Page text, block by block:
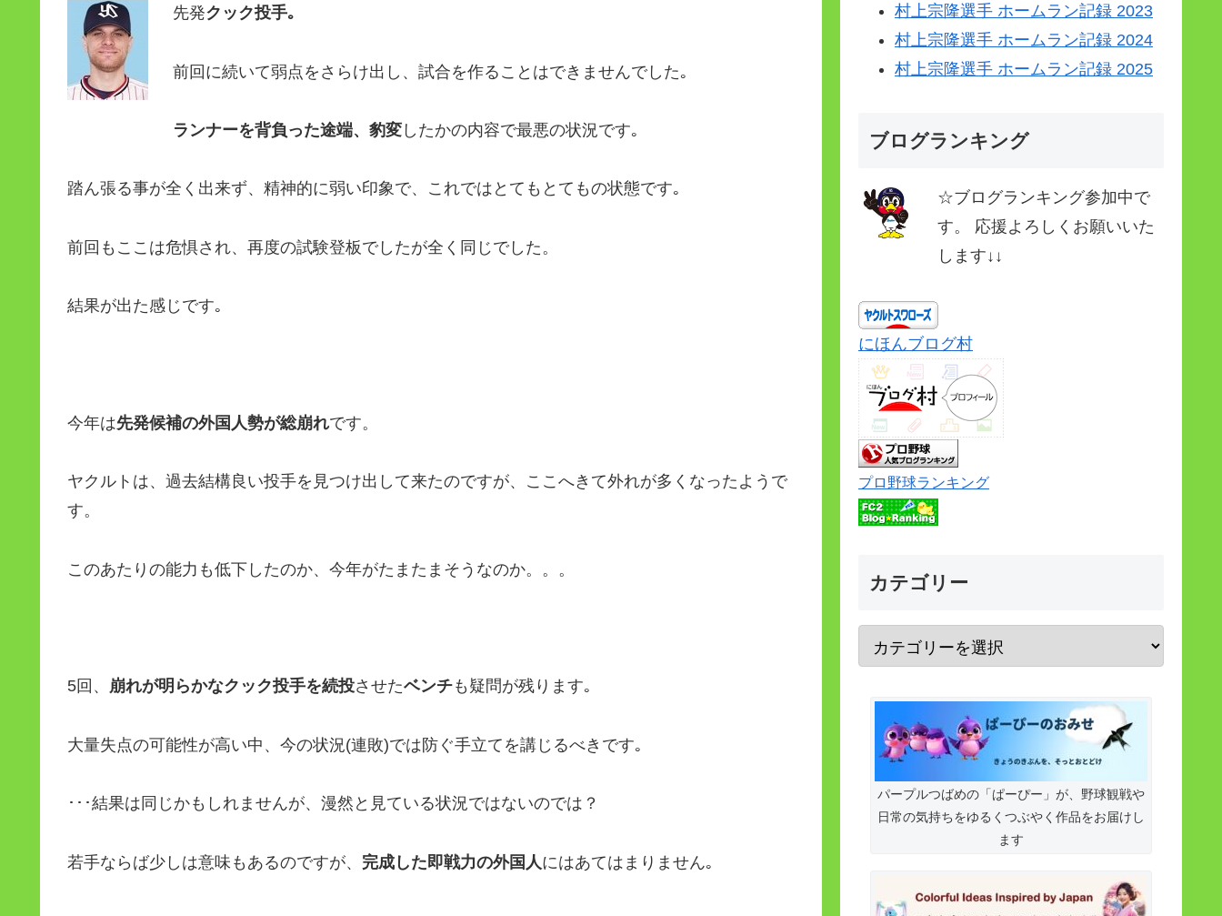
先発クック投手｡
前回に続いて弱点をさらけ出し、試合を作ることはできませんでした｡
ランナーを背負った途端、豹変 したかの内容で最悪の状況です｡
踏ん張る事が全く出来ず、精神的に弱い印象で、これではとてもとてもの状態です｡
前回もここは危惧され、再度の試験登板でしたが全く同じでした。
結果が出た感じです｡
今年は先発候補の外国人勢が総崩れです。
ヤクルトは、過去結構良い投手を見つけ出して来たのですが、ここへきて外れが多くなったようで
す。
このあたりの能力も低下したのか、今年がたまたまそうなのか。。。
5回、 崩れが明らかなクック投手を続投させたベンチも疑問が残ります｡
大量失点の可能性が高い中、今の状況(連敗)では防ぐ手立てを講じるべきです｡
･･･結果は同じかもしれませんが、漫然と見ている状況ではないのでは？
若手ならば少しは意味もあるのですが、 完成した即戦力の外国人にはあてはまりません｡
村上宗隆選手 ホームラン記録 2023
村上宗隆選手 ホームラン記録 2024
村上宗隆選手 ホームラン記録 2025
ブログランキング
☆ブログランキング参加中で
す。 応援よろしくお願いいた
します↓↓
にほんブログ村
プロ野球ランキング
カテゴリー
パープルつばめの「ぱーぴー」が、野球観戦や
日常の気持ちをゆるくつぶやく作品をお届けし
ます